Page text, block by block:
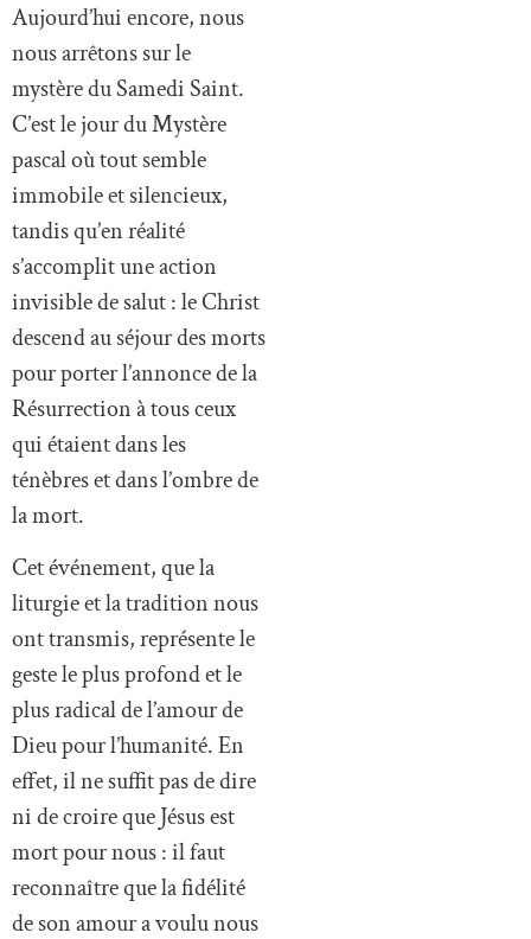
Aujourd’hui encore, nous
nous arrêtons sur le
mystère du Samedi Saint.
C’est le jour du Mystère
pascal où tout semble
immobile et silencieux,
tandis qu’en réalité
s’accomplit une action
invisible de salut : le Christ
descend au séjour des morts
pour porter l’annonce de la
Résurrection à tous ceux
qui étaient dans les
ténèbres et dans l’ombre de
la mort.
Cet événement, que la
liturgie et la tradition nous
ont transmis, représente le
geste le plus profond et le
plus radical de l’amour de
Dieu pour l’humanité. En
effet, il ne suffit pas de dire
ni de croire que Jésus est
mort pour nous : il faut
reconnaître que la fidélité
de son amour a voulu nous